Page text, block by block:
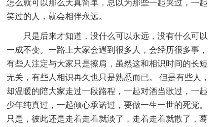
怎么就可以那么天真简单，总以为那些一起哭过，一起
笑过的人，就会相伴永远。
只是后来才知道，没什么可以永远，没有什么可以
一成不变。一路上大家会遇到很多人，会经历很多事，
有些人注定与大家只是擦肩，虽然这和相识时间的长短
无关，有些人相识再久也只是熟悉而已。 但是有些人，
却温暖的陪大家走过一段路程，一起对酒当歌过，一起
少年纯真过，一起倾心承诺过，要做一生一世的死党。
只是，彼此还是走着走着就淡了，走着走着就散了，蓦